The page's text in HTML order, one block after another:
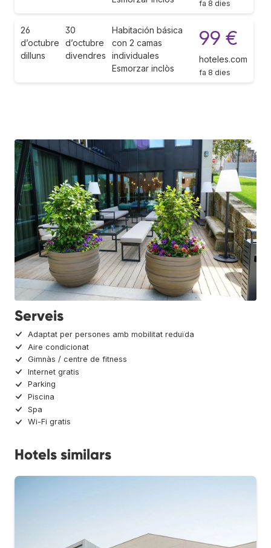
fa 8 dies
26
d’octubre
dilluns
30
d’octubre
divendres
Habitación básica
con 2 camas
individuales
Esmorzar inclòs
99 €
hoteles.com
fa 8 dies
Serveis
Adaptat per persones amb mobilitat reduïda
Aire condicionat
Gimnàs / centre de fitness
Internet gratis
Parking
Piscina
Spa
Wi-Fi gratis
Hotels similars